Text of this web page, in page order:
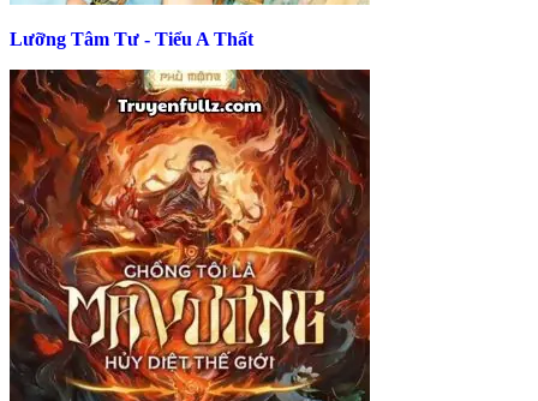
Lưỡng Tâm Tư - Tiểu A Thất